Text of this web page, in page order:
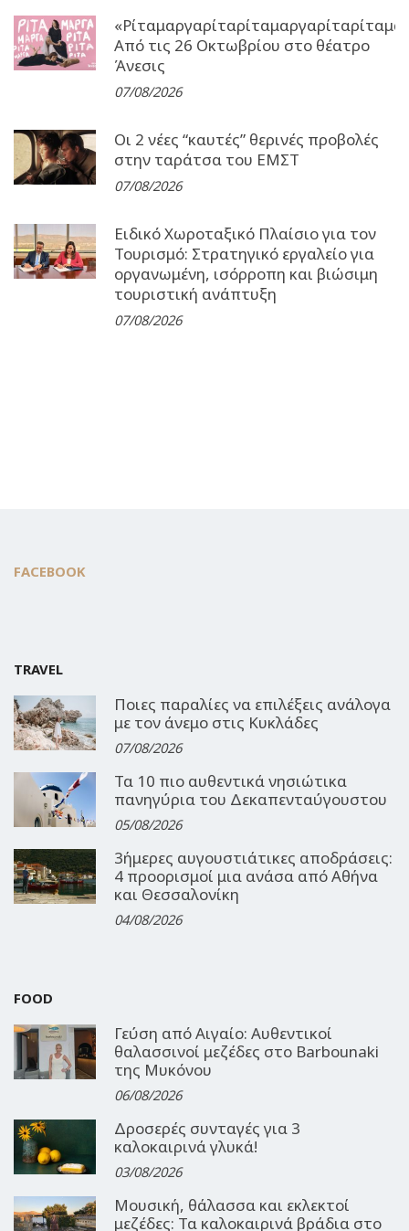
Από τις 26 Οκτωβρίου στο θέατρο
Άνεσις
07/08/2026
Οι 2 νέες “καυτές” θερινές προβολές
στην ταράτσα του ΕΜΣΤ
07/08/2026
Ειδικό Χωροταξικό Πλαίσιο για τον
Τουρισμό: Στρατηγικό εργαλείο για
οργανωμένη, ισόρροπη και βιώσιμη
τουριστική ανάπτυξη
07/08/2026
FACEBOOK
TRAVEL
Ποιες παραλίες να επιλέξεις ανάλογα
με τον άνεμο στις Κυκλάδες
07/08/2026
Τα 10 πιο αυθεντικά νησιώτικα
πανηγύρια του Δεκαπενταύγουστου
05/08/2026
3ήμερες αυγουστιάτικες αποδράσεις:
4 προορισμοί μια ανάσα από Αθήνα
και Θεσσαλονίκη
04/08/2026
FOOD
Γεύση από Αιγαίο: Αυθεντικοί
θαλασσινοί μεζέδες στο Barbounaki
της Μυκόνου
06/08/2026
Δροσερές συνταγές για 3
καλοκαιρινά γλυκά!
03/08/2026
Μουσική, θάλασσα και εκλεκτοί
μεζέδες: Τα καλοκαιρινά βράδια στο